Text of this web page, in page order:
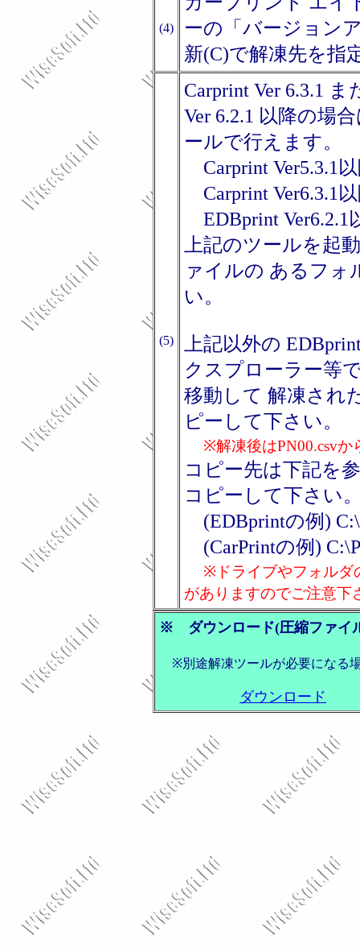
(4)
ーの「バージョン
新(C)で解凍先を指
(5)
Carprint Ver 6.3.1
Ver 6.2.1 以降の場
ールで行えます。
Carprint Ver5.3.1
Carprint Ver6.3.1
EDBprint
上記のツールを起
ァイルの あるフォ
い。
上記以外の
クスプローラー等
移動して 解凍され
ピーして下さい。
※解凍後はPN00.csvか
コピー先は下記を
コピーして下さい
(EDBprintの例)
(CarPrintの例)
※ドライブやフォルダ
がありますのでご注意下
※ ダウンロード(圧縮ファ
※別途解凍ツールが必要になる
ダウンロード